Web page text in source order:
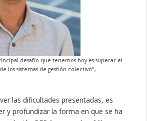
desafío que tenemos hoy es superar el
los sistemas de gestión colectivo",
las dificultades presentadas, es
y profundizar la forma en que se ha